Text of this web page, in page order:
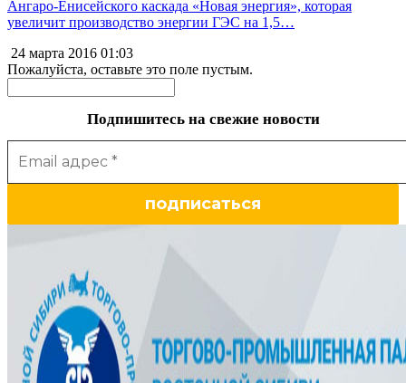
Ангаро-Енисейского каскада «Новая энергия», которая
увеличит производство энергии ГЭС на 1,5…
24 марта 2016 01:03
Пожалуйста, оставьте это поле пустым.
Подпишитесь на свежие новости